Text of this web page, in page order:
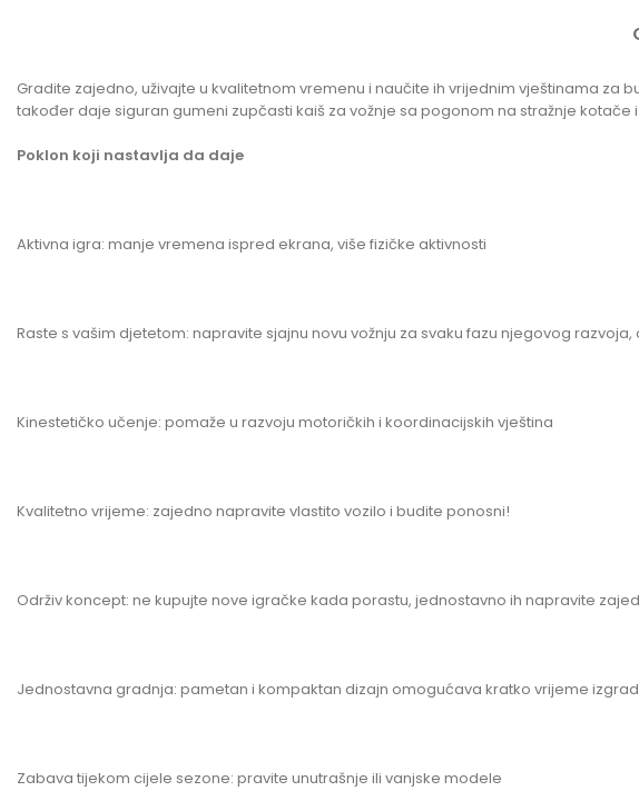
Gradite zajedno, uživajte u kvalitetnom vremenu i naučite ih vrijednim vještinama
također daje siguran gumeni zupčasti kaiš za vožnje sa pogonom na stražnje
Poklon koji nastavlja da daje
Aktivna igra: manje vremena ispred ekrana, više fizičke aktivnosti
Raste s vašim djetetom: napravite sjajnu novu vožnju za svaku fazu njegovog
Kinestetičko učenje: pomaže u razvoju motoričkih i koordinacijskih vještina
Kvalitetno vrijeme: zajedno napravite vlastito vozilo i budite ponosni!
Održiv koncept: ne kupujte nove igračke kada porastu, jednostavno ih napravite
Jednostavna gradnja: pametan i kompaktan dizajn omogućava kratko vrijeme
Zabava tijekom cijele sezone: pravite unutrašnje ili vanjske modele